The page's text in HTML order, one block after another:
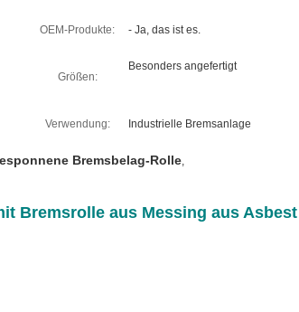
OEM-Produkte: - Ja, das ist es.
Größen:
Besonders angefertigt
Verwendung: Industrielle Bremsanlage
Bremsbelag-Rolle,
Bremsrolle aus Messing aus Asbest